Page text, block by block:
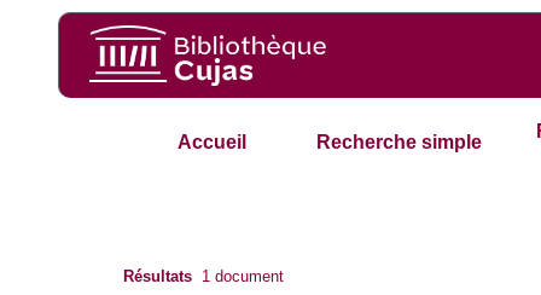
Accueil Recherche simple
Résultats 1 document